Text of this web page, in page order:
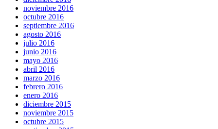
noviembre 2016
octubre 2016
septiembre 2016
agosto 2016
julio 2016
junio 2016
mayo 2016
abril 2016
marzo 2016
febrero 2016
enero 2016
diciembre 2015
noviembre 2015
octubre 2015